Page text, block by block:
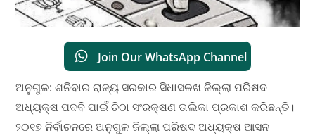
Join Our WhatsApp Channel
ଅନୁଗୁଳ: ଶନିବାର ରାଜ୍ୟ ସରକାର ସିଧାସଳଖ ଜିଲ୍ଲା ପରିଷଦ
ଅଧ୍ୟକ୍ଷ ପଦବି ପାଇଁ ଚିଠା ସଂରକ୍ଷଣ ତାଲିକା ପ୍ରକାଶ କରିଛନ୍ତି।
୨୦୧୭ ନିର୍ବାଚନରେ ଅନୁଗୁଳ ଜିଲ୍ଲା ପରିଷଦ ଅଧ୍ୟକ୍ଷ ଆସନ